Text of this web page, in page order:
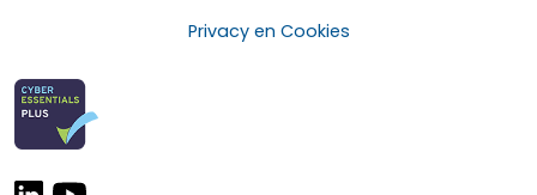
Privacy en Cookies